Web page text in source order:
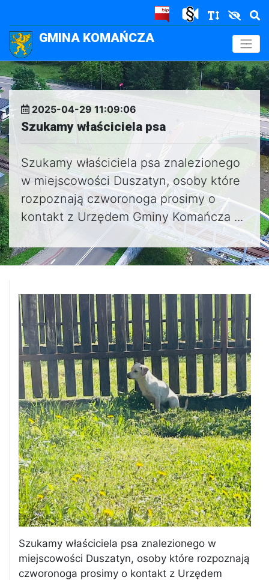
GMINA KOMAŃCZA .
2025-04-29 11:09:06
Szukamy właściciela psa
Szukamy właściciela psa znalezionego
w miejscowości Duszatyn, osoby które
rozpoznają czworonoga prosimy o
kontakt z Urzędem Gminy Komańcza ...
Szukamy właściciela psa znalezionego w
miejscowości Duszatyn, osoby które rozpoznają
czworonoga prosimy o kontakt z Urzędem